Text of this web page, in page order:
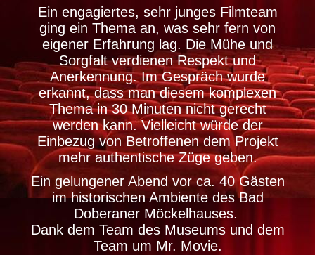
Ein engagiertes, sehr junges Filmteam
ging ein Thema an, was sehr fern von
eigener Erfahrung lag. Die Mühe und
Sorgfalt verdienen Respekt und
Anerkennung. Im Gespräch wurde
erkannt, dass man diesem komplexen
Thema in 30 Minuten nicht gerecht
werden kann. Vielleicht würde der
Einbezug von Betroffenen dem Projekt
mehr authentische Züge geben.
Ein gelungener Abend vor ca. 40 Gästen
im historischen Ambiente des Bad
Doberaner Möckelhauses.
Dank dem Team des Museums und dem
Team um Mr. Movie.